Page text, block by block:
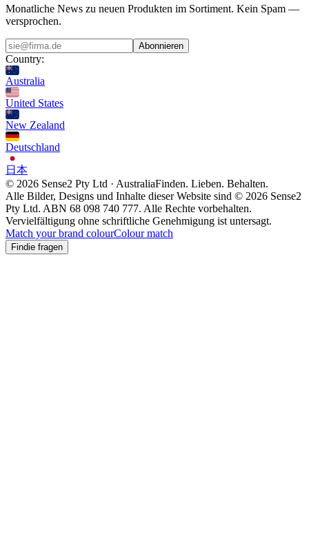
Monatliche News zu neuen Produkten im Sortiment. Kein Spam —
versprochen.
Abonnieren
Country:
Australia
United States
New Zealand
Deutschland
日本
© 2026 Sense2 Pty Ltd · AustraliaFinden. Lieben. Behalten.
Alle Bilder, Designs und Inhalte dieser Website sind © 2026 Sense2
Pty Ltd. ABN 68 098 740 777. Alle Rechte vorbehalten.
Vervielfältigung ohne schriftliche Genehmigung ist untersagt.
Match your brand colourColour match
Findie fragen